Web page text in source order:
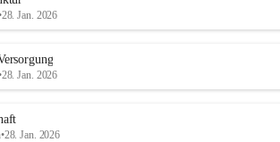
28. Jan. 2026
28. Jan. 2026
•28. Jan. 2026